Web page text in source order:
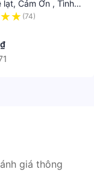
lạt, Cảm Ơn , Tình
sắc nét
(74)
₫
giá thông